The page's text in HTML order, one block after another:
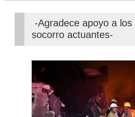
-Agradece apoyo a
socorro actuantes-